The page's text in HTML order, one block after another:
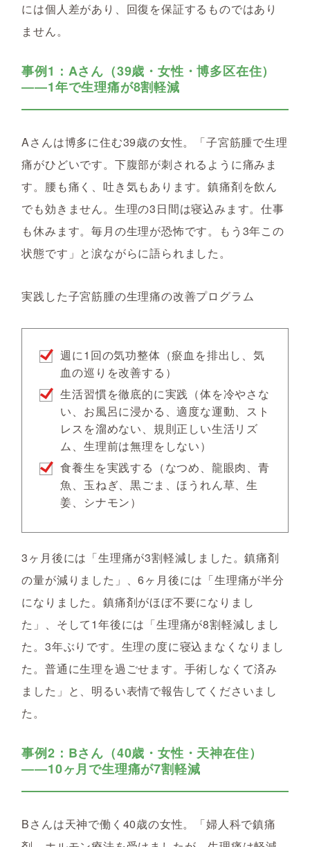
には個人差があり、回復を保証するものではあり
ません。
事例1：Aさん（39歳・女性・博多区在住）
――1年で生理痛が8割軽減
Aさんは博多に住む39歳の女性。「子宮筋腫で生理
痛がひどいです。下腹部が刺されるように痛みま
す。腰も痛く、吐き気もあります。鎮痛剤を飲ん
でも効きません。生理の3日間は寝込みます。仕事
も休みます。毎月の生理が恐怖です。もう3年この
状態です」と涙ながらに語られました。
実践した子宮筋腫の生理痛の改善プログラム
週に1回の気功整体（瘀血を排出し、気
血の巡りを改善する）
生活習慣を徹底的に実践（体を冷やさな
い、お風呂に浸かる、適度な運動、スト
レスを溜めない、規則正しい生活リズ
ム、生理前は無理をしない）
食養生を実践する（なつめ、龍眼肉、青
魚、玉ねぎ、黒ごま、ほうれん草、生
姜、シナモン）
3ヶ月後には「生理痛が3割軽減しました。鎮痛剤
の量が減りました」、6ヶ月後には「生理痛が半分
になりました。鎮痛剤がほぼ不要になりまし
た」、そして1年後には「生理痛が8割軽減しまし
た。3年ぶりです。生理の度に寝込まなくなりまし
た。普通に生理を過ごせます。手術しなくて済み
ました」と、明るい表情で報告してくださいまし
た。
事例2：Bさん（40歳・女性・天神在住）
――10ヶ月で生理痛が7割軽減
Bさんは天神で働く40歳の女性。「婦人科で鎮痛